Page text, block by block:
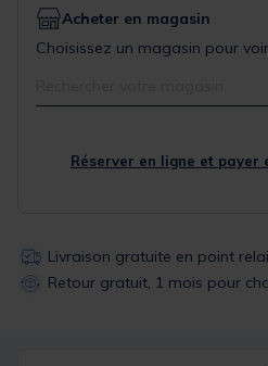
Acheter en magasin
Choisissez un magasin pour
Réserver en ligne et payer
Livraison gratuite en point
Retour gratuit, 1 mois pour